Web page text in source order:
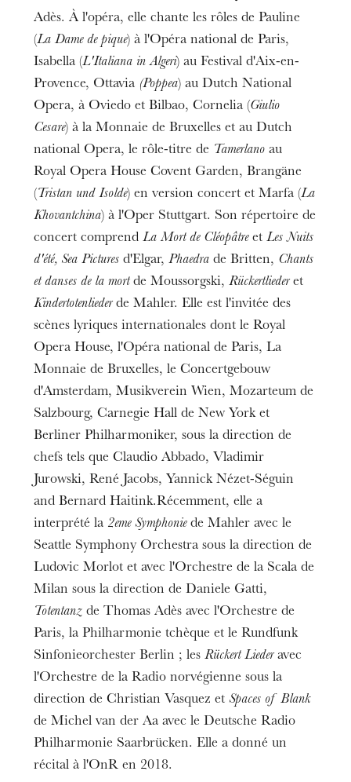
Adès. À l'opéra, elle chante les rôles de Pauline
(La Dame de pique) à l'Opéra national de Paris,
Isabella (L'Italiana in Algeri) au Festival d'Aix-en-
Provence, Ottavia (Poppea) au Dutch National
Opera, à Oviedo et Bilbao, Cornelia (Giulio
Cesare) à la Monnaie de Bruxelles et au Dutch
national Opera, le rôle-titre de Tamerlano au
Royal Opera House Covent Garden, Brangäne
(Tristan und Isolde) en version concert et Marfa (La
Khovantchina) à l'Oper Stuttgart. Son répertoire de
concert comprendLa Mort de CléopâtreetLes Nuits
d'été, Sea Pictures d'Elgar,Phaedra de Britten, Chants
et danses de la mortde Moussorgski,Rückertliederet
Kindertotenliederde Mahler. Elle est l'invitée des
scènes lyriques internationales dont le Royal
Opera House, l'Opéra national de Paris, La
Monnaie de Bruxelles, le Concertgebouw
d'Amsterdam, Musikverein Wien, Mozarteum de
Salzbourg, Carnegie Hall de New York et
Berliner Philharmoniker, sous la direction de
chefs tels que Claudio Abbado, Vladimir
Jurowski, René Jacobs, Yannick Nézet-Séguin
and Bernard Haitink.Récemment, elle a
interprété la 2eme Symphoniede Mahler avec le
Seattle Symphony Orchestra sous la direction de
Ludovic Morlot et avec l'Orchestre de la Scala de
Milan sous la direction de Daniele Gatti,
Totentanz de Thomas Adès avec l'Orchestre de
Paris, la Philharmonie tchèque et le Rundfunk
Sinfonieorchester Berlin ; lesRückert Liederavec
l'Orchestre de la Radio norvégienne sous la
direction de Christian Vasquez et Spaces of Blank
de Michel van der Aa avec le Deutsche Radio
Philharmonie Saarbrücken. Elle a donné un
récital à l'OnR en 2018.